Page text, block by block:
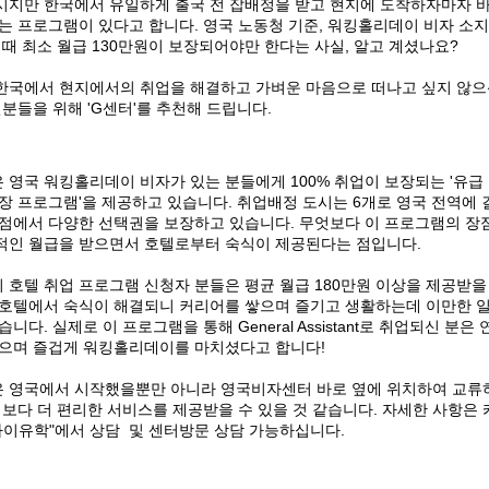
지만 한국에서 유일하게 출국 전 잡배정을 받고 현지에 도착하자마자
프로그램이 있다고 합니다 영국 노동청 기준 워킹홀리데이 비자 소
최소 월급 130만원이 보장되어야만 한다는 사실 알고 계셨나요?
국에서 현지에서의 취업을 해결하고 가벼운 마음으로 떠나고 싶지 않으
들을 위해 'G센터'를 추천해 드립니다
영국 워킹홀리데이 비자가 있는 분들에게 100% 취업이 보장되는 '유급
프로그램'을 제공하고 있습니다 취업배정 도시는 6개로 영국 전역에
에서 다양한 선택권을 보장하고 있습니다 무엇보다 이 프로그램의 장
인 월급을 받으면서 호텔로부터 숙식이 제공된다는 점입니다
호텔 취업 프로그램 신청자 분들은 평균 월급 180만원 이상을 제공받을
텔에서 숙식이 해결되니 커리어를 쌓으며 즐기고 생활하는데 이만한
니다 실제로 이 프로그램을 통해 General Assistant로 취업되신 분은
며 즐겁게 워킹홀리데이를 마치셨다고 합니다!
영국에서 시작했을뿐만 아니라 영국비자센터 바로 옆에 위치하여 교류
보다 더 편리한 서비스를 제공받을 수 있을 것 같습니다 자세한 사항은
유학"에서 상담 및 센터방문 상담 가능하십니다.